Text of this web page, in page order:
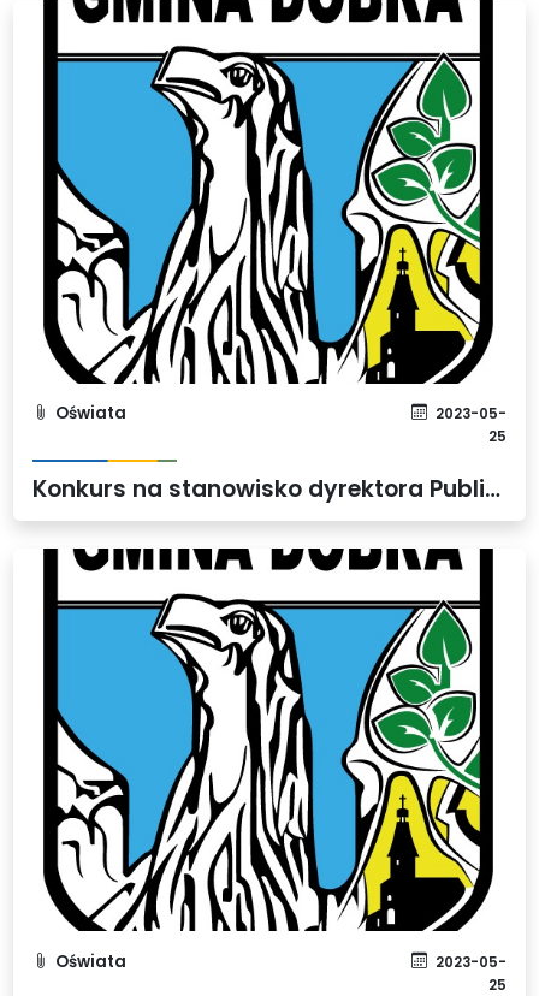
Oświata
2023-05-
25
Konkurs na stanowisko dyrektora Publicznej Szkoły Podstawowej w Rzędzinach
Oświata
2023-05-
25